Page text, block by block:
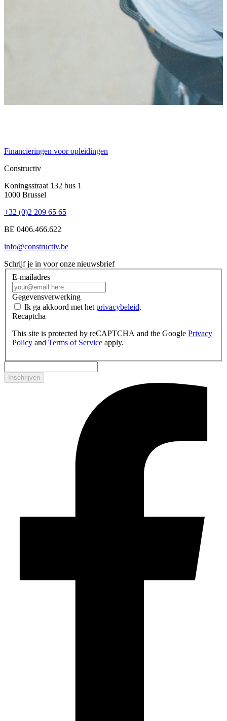
Financieringen voor opleidingen
Constructiv
Koningsstraat 132 bus 1
1000 Brussel
+32 (0)2 209 65 65
BE 0406.466.622
info@constructiv.be
Schrijf je in voor onze nieuwsbrief
E-mailadres
Gegevensverwerking
Ik ga akkoord met het privacybeleid.
Recaptcha
This site is protected by reCAPTCHA and the Google Privacy
Policy and Terms of Service apply.
Inschrijven